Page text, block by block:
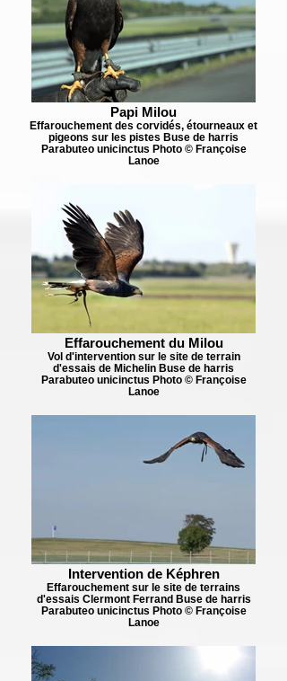
Papi Milou
Effarouchement des corvidés, étourneaux et
pigeons sur les pistes Buse de harris
Parabuteo unicinctus Photo © Françoise
Lanoe
Effarouchement du Milou
Vol d'intervention sur le site de terrain
d'essais de Michelin Buse de harris
Parabuteo unicinctus Photo © Françoise
Lanoe
Intervention de Képhren
Effarouchement sur le site de terrains
d'essais Clermont Ferrand Buse de harris
Parabuteo unicinctus Photo © Françoise
Lanoe